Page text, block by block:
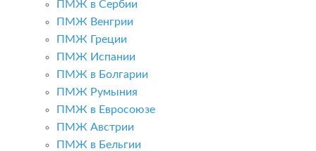
ПМЖ в Сербии
ПМЖ Венгрии
ПМЖ Греции
ПМЖ Испании
ПМЖ в Болгарии
ПМЖ Румыния
ПМЖ в Евросоюзе
ПМЖ Австрии
ПМЖ в Бельгии